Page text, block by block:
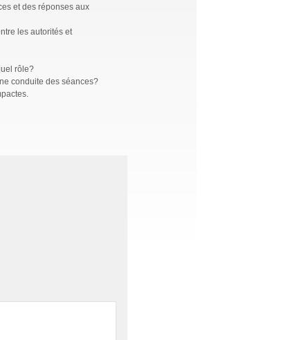
et des réponses aux
les autorités et
rôle?
conduite des séances?